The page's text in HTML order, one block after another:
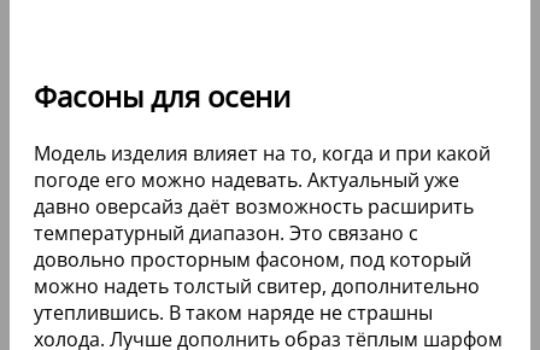
Фасоны для осени
Модель изделия влияет на то, когда и при какой
погоде его можно надевать. Актуальный уже
давно оверсайз даёт возможность расширить
температурный диапазон. Это связано с
довольно просторным фасоном, под который
можно надеть толстый свитер, дополнительно
утеплившись. В таком наряде не страшны
холода. Лучше дополнить образ тёплым шарфом